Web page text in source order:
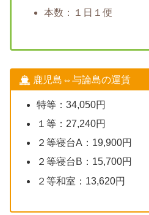
本数：１日１便
鹿児島⇔与論島の運賃
特等：34,050円
１等：27,240円
２等寝台A：19,900円
２等寝台B：15,700円
２等和室：13,620円